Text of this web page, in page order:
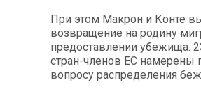
При этом Макрон и Конте
возвращение на родину
предоставлении убежища.
стран-членов ЕС намерены
вопросу распределения